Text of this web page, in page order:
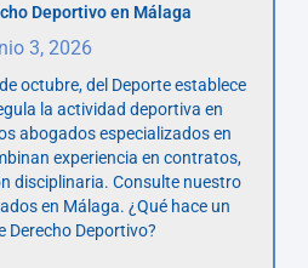
Deportivo en Málaga
3, 2026
octubre, del Deporte establece
la actividad deportiva en
abogados especializados en
experiencia en contratos,
disciplinaria. Consulte nuestro
en Málaga. ¿Qué hace un
Derecho Deportivo?